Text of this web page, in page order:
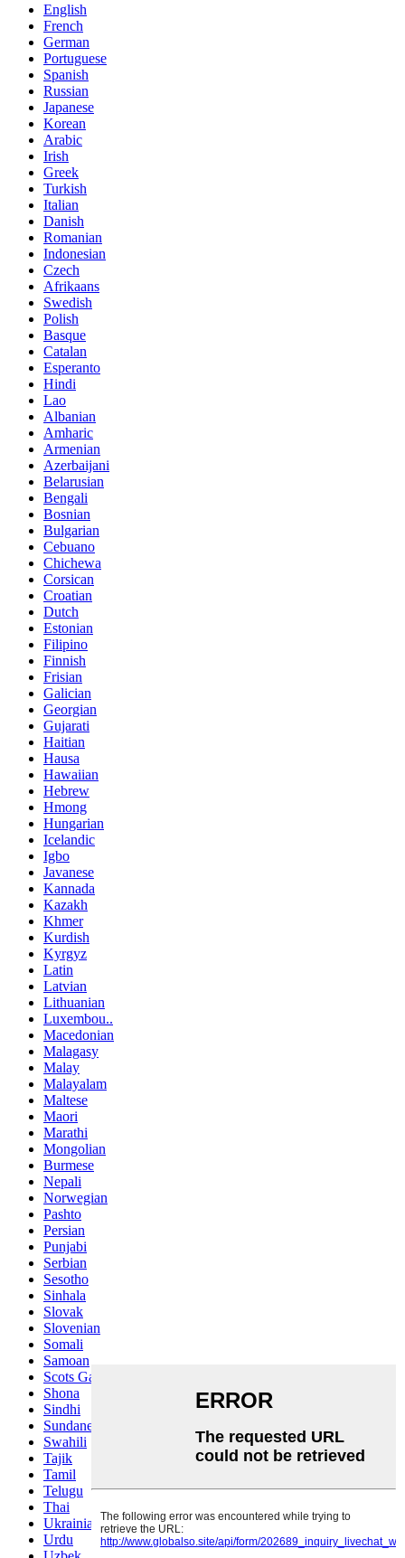
English
French
German
Portuguese
Spanish
Russian
Japanese
Korean
Arabic
Irish
Greek
Turkish
Italian
Danish
Romanian
Indonesian
Czech
Afrikaans
Swedish
Polish
Basque
Catalan
Esperanto
Hindi
Lao
Albanian
Amharic
Armenian
Azerbaijani
Belarusian
Bengali
Bosnian
Bulgarian
Cebuano
Chichewa
Corsican
Croatian
Dutch
Estonian
Filipino
Finnish
Frisian
Galician
Georgian
Gujarati
Haitian
Hausa
Hawaiian
Hebrew
Hmong
Hungarian
Icelandic
Igbo
Javanese
Kannada
Kazakh
Khmer
Kurdish
Kyrgyz
Latin
Latvian
Lithuanian
Luxembou..
Macedonian
Malagasy
Malay
Malayalam
Maltese
Maori
Marathi
Mongolian
Burmese
Nepali
Norwegian
Pashto
Persian
Punjabi
Serbian
Sesotho
Sinhala
Slovak
Slovenian
Somali
Samoan
Scots Gaelic
Shona
Sindhi
Sundanese
Swahili
Tajik
Tamil
Telugu
Thai
Ukrainian
Urdu